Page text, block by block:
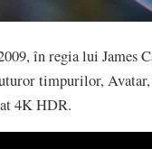
în regia lui James
timpurilor,
4K HDR.